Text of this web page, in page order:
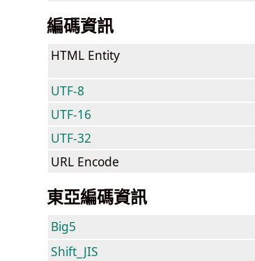
編碼資訊
HTML Entity
UTF-8
UTF-16
UTF-32
URL Encode
東亞編碼資訊
Big5
Shift_JIS